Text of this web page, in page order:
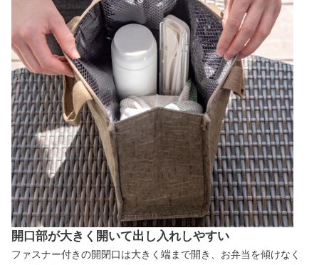
開口部が大きく開いて出し入れしやすい
ファスナー付きの開閉口は大きく端まで開き、お弁当を傾けなく